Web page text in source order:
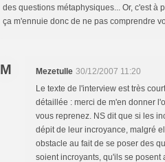
des questions métaphysiques... Or, c'est à
ça m'ennuie donc de ne pas comprendre
M Mezetulle 30/12/2007 11:20
Le texte de l'interview est très
détaillée : merci de m'en donner
vous reprenez. NS dit que si les
dépit de leur incroyance, malgré
obstacle au fait de se poser des
soient incroyants, qu'ils se posent